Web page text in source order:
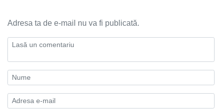
Adresa ta de e-mail nu va fi publicată.